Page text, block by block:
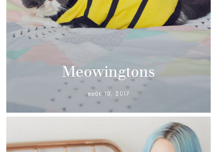
Meowingtons
août 10, 2017